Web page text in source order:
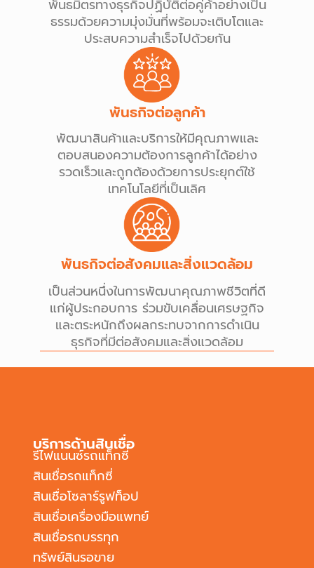
พันธมิตรทางธุรกิจปฏิบัติต่อคู่ค้าอย่างเป็น
ธรรมด้วยความมุ่งมั่นที่พร้อมจะเติบโตและ
ประสบความสำเร็จไปด้วยกัน
พันธกิจต่อลูกค้า
พัฒนาสินค้าและบริการให้มีคุณภาพและ
ตอบสนองความต้องการลูกค้าได้อย่าง
รวดเร็วและถูกต้องด้วยการประยุกต์ใช้
เทคโนโลยีที่เป็นเลิศ
พันธกิจต่อสังคมและสิ่งแวดล้อม
เป็นส่วนหนึ่งในการพัฒนาคุณภาพชีวิตที่ดี
แก่ผู้ประกอบการ ร่วมขับเคลื่อนเศรษฐกิจ
และตระหนักถึงผลกระทบจากการดำเนิน
ธุรกิจที่มีต่อสังคมและสิ่งแวดล้อม
บริการด้านสินเชื่อ
รีไฟแนนซ์รถแท็กซี่
สินเชื่อรถแท็กซี่
สินเชื่อโซลาร์รูฟท็อป
สินเชื่อเครื่องมือแพทย์
สินเชื่อรถบรรทุก
ทรัพย์สินรอขาย